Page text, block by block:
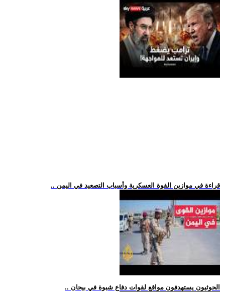
.. قراءة في موازين القوة العسكرية وأسباب التصعيد في اليمن
.. الحوثيون يستهدفون مواقع لقوات دفاع شبوة في بيحان